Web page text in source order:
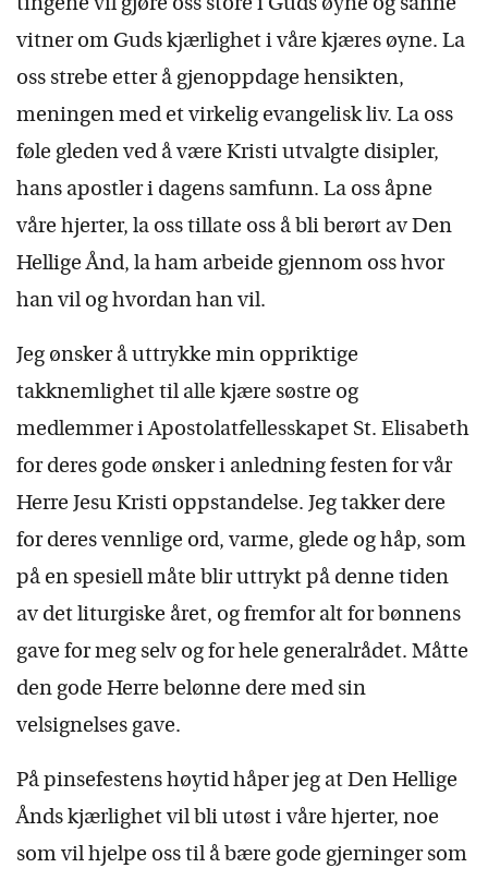
tingene vil gjøre oss store i Guds øyne og sanne
vitner om Guds kjærlighet i våre kjæres øyne. La
oss strebe etter å gjenoppdage hensikten,
meningen med et virkelig evangelisk liv. La oss
føle gleden ved å være Kristi utvalgte disipler,
hans apostler i dagens samfunn. La oss åpne
våre hjerter, la oss tillate oss å bli berørt av Den
Hellige Ånd, la ham arbeide gjennom oss hvor
han vil og hvordan han vil.
Jeg ønsker å uttrykke min oppriktige
takknemlighet til alle kjære søstre og
medlemmer i Apostolatfellesskapet St. Elisabeth
for deres gode ønsker i anledning festen for vår
Herre Jesu Kristi oppstandelse. Jeg takker dere
for deres vennlige ord, varme, glede og håp, som
på en spesiell måte blir uttrykt på denne tiden
av det liturgiske året, og fremfor alt for bønnens
gave for meg selv og for hele generalrådet. Måtte
den gode Herre belønne dere med sin
velsignelses gave.
På pinsefestens høytid håper jeg at Den Hellige
Ånds kjærlighet vil bli utøst i våre hjerter, noe
som vil hjelpe oss til å bære gode gjerninger som